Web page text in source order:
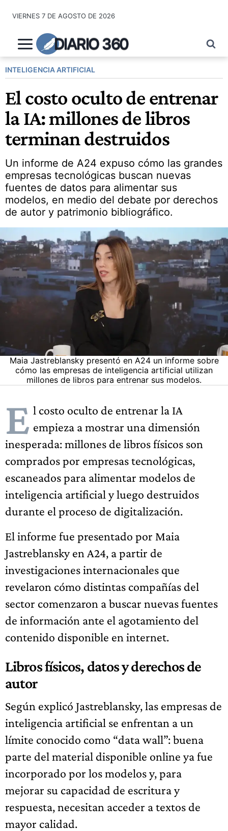
contenido
VIERNES 7 DE AGOSTO DE 2026
DIARIO 360
INTELIGENCIA ARTIFICIAL
El costo oculto de entrenar
la IA: millones de libros
terminan destruidos
Un informe de A24 expuso cómo las grandes
empresas tecnológicas buscan nuevas
fuentes de datos para alimentar sus
modelos, en medio del debate por derechos
de autor y patrimonio bibliográfico.
Maia Jastreblansky presentó en A24 un informe sobre
cómo las empresas de inteligencia artificial utilizan
millones de libros para entrenar sus modelos.
E l costo oculto de entrenar la IA
empieza a mostrar una dimensión
inesperada: millones de libros físicos son
comprados por empresas tecnológicas,
escaneados para alimentar modelos de
inteligencia artificial y luego destruidos
durante el proceso de digitalización.
El informe fue presentado por Maia
Jastreblansky en A24, a partir de
investigaciones internacionales que
revelaron cómo distintas compañías del
sector comenzaron a buscar nuevas fuentes
de información ante el agotamiento del
contenido disponible en internet.
Libros físicos, datos y derechos de
autor
Según explicó Jastreblansky, las empresas de
inteligencia artificial se enfrentan a un
límite conocido como “data wall”: buena
parte del material disponible online ya fue
incorporado por los modelos y, para
mejorar su capacidad de escritura y
respuesta, necesitan acceder a textos de
mayor calidad.